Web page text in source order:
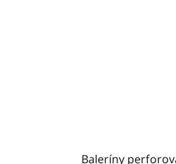
Baleríny